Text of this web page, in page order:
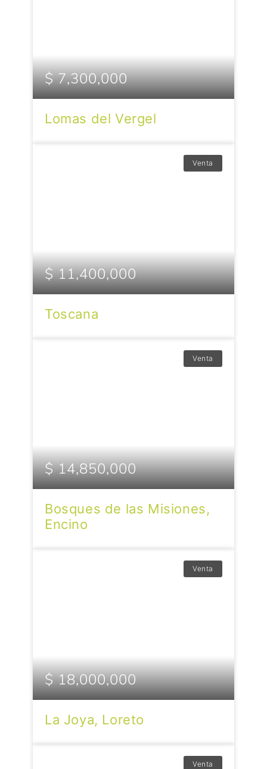
$ 7,300,000
Lomas del Vergel
Venta
$ 11,400,000
Toscana
Venta
$ 14,850,000
Bosques de las Misiones,
Encino
Venta
$ 18,000,000
La Joya, Loreto
Venta